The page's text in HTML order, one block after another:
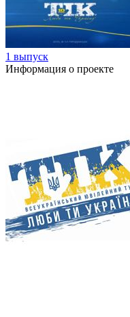
1 выпуск
Информация о проекте